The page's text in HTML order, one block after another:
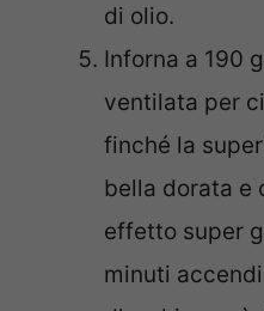
di olio.
Inforna a 190
ventilata per
finché la
bella dorata e
effetto super
minuti